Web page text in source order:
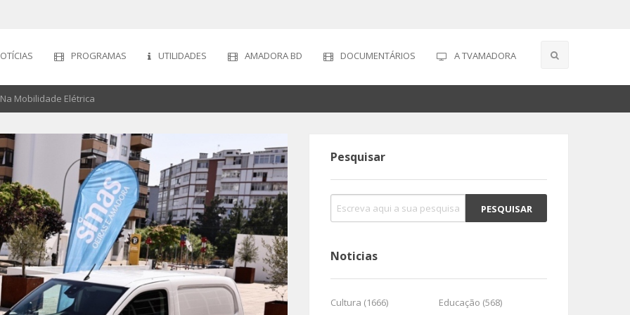
PROGRAMAS UTILIDADES AMADORA BD DOCUMENTÁRIOS A TVAMADORA
Mobilidade Elétrica
Pesquisar
Noticias
Cultura (1666)
Educação (568)